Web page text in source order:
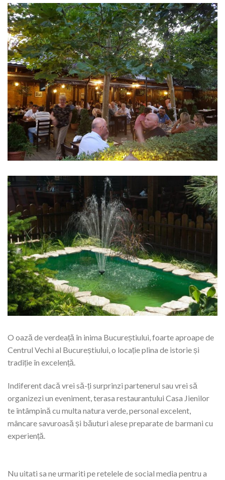
O oază de verdeață în inima Bucureștiului, foarte aproape de
Centrul Vechi al Bucureștiului, o locație plina de istorie și
tradiție în excelență.
Indiferent dacă vrei să-ți surprinzi partenerul sau vrei să
organizezi un eveniment, terasa restaurantului Casa Jienilor
te întâmpină cu multa natura verde, personal excelent,
mâncare savuroasă și băuturi alese preparate de barmani cu
experiență.
Nu uitati sa ne urmariti pe retelele de social media pentru a